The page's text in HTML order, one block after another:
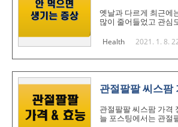
니다. 그럼 이 번 포스
생춤 감염 위험서엥
면 큰일 나는 이유 그
법에 대해서 알아보려
를 수 있는 소 생간 기생
옛날과 다르게 최근에
많이 줄어들었고 관심
습을 비출 때 학교에서
도 받아 먹고 하는 모
요. 영화에서는 조승
도 나왔죠. 요즘은 식단
르게 건강도 많이 챙기
기생충 감염에 노출되
계신가요? 특히나 반
Health 2021. 1. 8.
관절팔팔 씨스팜
관절팔팔 씨스팜 가격
늘 포스팅에서는 관절